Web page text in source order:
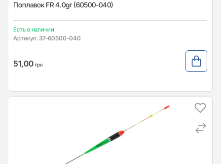
Поплавок FR 4.0gr (60500-040)
Есть в наличии
Артикул: 37-60500-040
51,00 грн